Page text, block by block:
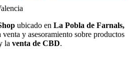
ubicado en La Pobla de Farnals,
venta y asesoramiento sobre productos
la venta de CBD.